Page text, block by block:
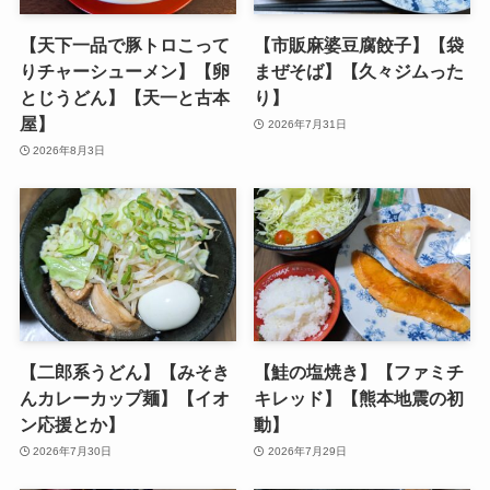
【天下一品で豚トロこって
りチャーシューメン】【卵
とじうどん】【天一と古本
屋】
2026年8月3日
【市販麻婆豆腐餃子】【袋
まぜそば】【久々ジムった
り】
2026年7月31日
【二郎系うどん】【みそき
んカレーカップ麺】【イオ
ン応援とか】
2026年7月30日
【鮭の塩焼き】【ファミチ
キレッド】【熊本地震の初
動】
2026年7月29日